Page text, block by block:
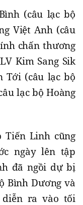
(câu lạc bộ
Việt Anh (câu
chấn thương
Kim Sang Sik
Tới (câu lạc bộ
lạc bộ Hoàng
Tiến Linh cũng
ngày lên tập
đã ngồi dự bị
Bình Dương và
diễn ra vào tối